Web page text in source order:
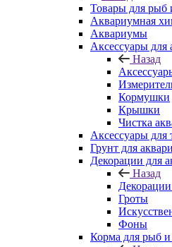
Товары для рыб
Аквариумная
Аквариумы
Аксессуары для
Назад
Кормушки
Крышки
Чистка
Аксессуары для
Грунт для
Декорации для
Назад
Гроты
Фоны
Корма для рыб